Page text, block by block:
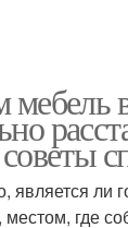
мебель
является ли
где